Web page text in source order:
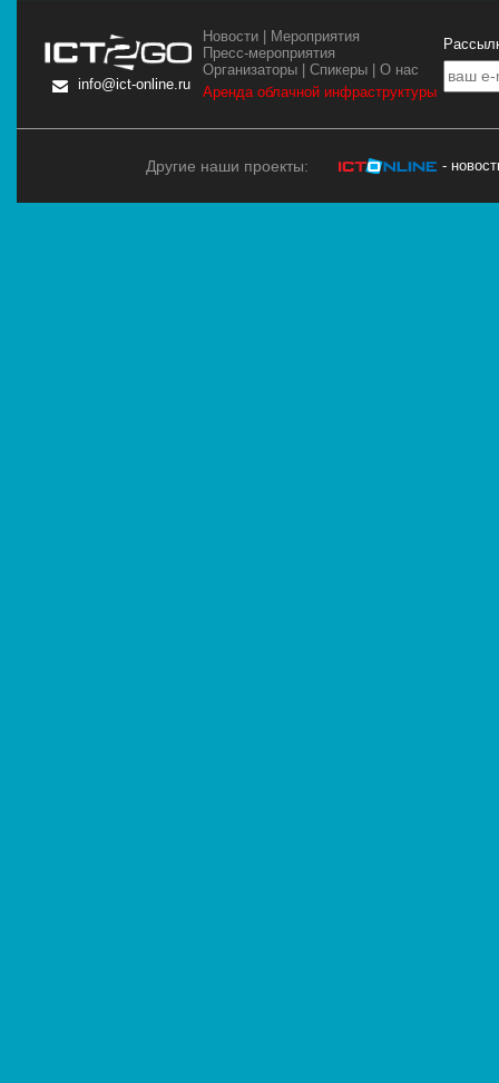
info@ict-online.ru
Новости | Мероприятия
Пресс-мероприятия
Организаторы |Спикеры |О нас
Аренда облачной инфраструктуры
Другие наши проекты: -